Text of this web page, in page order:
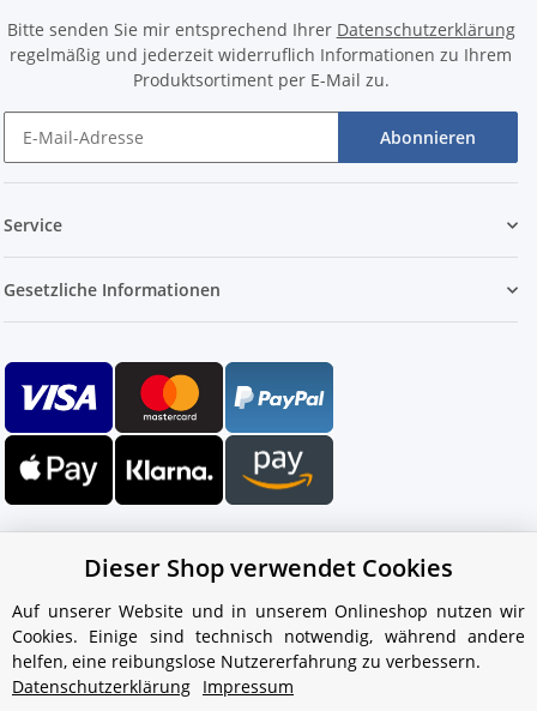
Bitte senden Sie mir entsprechend Ihrer Datenschutzerklärung
regelmäßig und jederzeit widerruflich Informationen zu Ihrem
Produktsortiment per E-Mail zu.
Abonnieren
Service
Gesetzliche Informationen
Ihr WhatsApp-Kontakt zum
Service Team
von Aquintos-Wasseraufbereitung
Dieser Shop verwendet Cookies
Auf unserer Website und in unserem Onlineshop nutzen wir
Cookies. Einige sind technisch notwendig, während andere
helfen, eine reibungslose Nutzererfahrung zu verbessern.
Datenschutzerklärung Impressum